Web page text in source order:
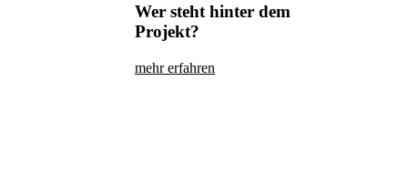
Wer steht hinter dem
Projekt?
mehr erfahren